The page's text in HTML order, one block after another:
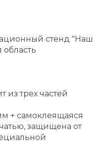
стенд "Наш
из трех частей
+ самоклеящаяся
защищена от